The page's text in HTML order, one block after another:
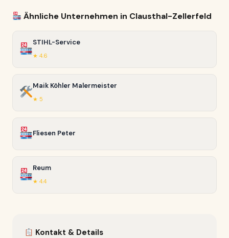
Ähnliche Unternehmen in Clausthal-Zellerfeld
STIHL-Service
★ 4.6
Maik Köhler Malermeister
★ 5
Fliesen Peter
Reum
★ 4.4
Kontakt & Details